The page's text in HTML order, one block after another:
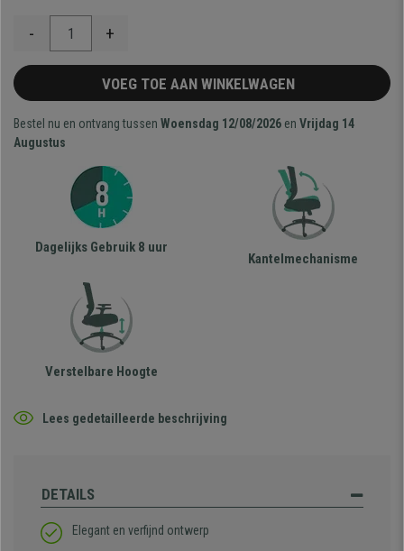
- +
VOEG TOE AAN WINKELWAGEN
Bestel nu en ontvang tussen Woensdag 12/08/2026 en Vrijdag 14
Augustus
Dagelijks Gebruik 8 uur
Kantelmechanisme
Verstelbare Hoogte
Lees gedetailleerde beschrijving
DETAILS
Elegant en verfijnd ontwerp